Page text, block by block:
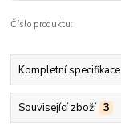
Číslo produktu:
Kompletní specifikace
Související zboží 3